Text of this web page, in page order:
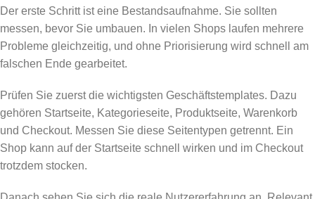
Der erste Schritt ist eine Bestandsaufnahme. Sie sollten
messen, bevor Sie umbauen. In vielen Shops laufen mehrere
Probleme gleichzeitig, und ohne Priorisierung wird schnell am
falschen Ende gearbeitet.
Prüfen Sie zuerst die wichtigsten Geschäftstemplates. Dazu
gehören Startseite, Kategorieseite, Produktseite, Warenkorb
und Checkout. Messen Sie diese Seitentypen getrennt. Ein
Shop kann auf der Startseite schnell wirken und im Checkout
trotzdem stocken.